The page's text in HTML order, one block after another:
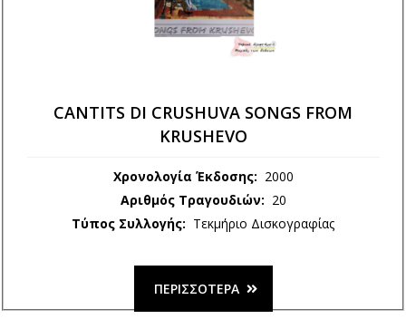
CANTITS DI CRUSHUVA SONGS FROM
KRUSHEVO
Χρονολογία Έκδοσης: 2000
Αριθμός Τραγουδιών: 20
Τύπος Συλλογής: Τεκμήριο Δισκογραφίας
ΠΕΡΙΣΣΌΤΕΡΑ